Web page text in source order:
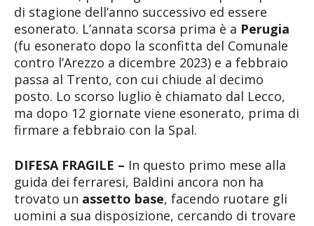
di stagione dell’anno successivo ed essere
esonerato. L’annata scorsa prima è a Perugia
(fu esonerato dopo la sconfitta del Comunale
contro l’Arezzo a dicembre 2023) e a febbraio
passa al Trento, con cui chiude al decimo
posto. Lo scorso luglio è chiamato dal Lecco,
ma dopo 12 giornate viene esonerato, prima di
firmare a febbraio con la Spal.
DIFESA FRAGILE – In questo primo mese alla
guida dei ferraresi, Baldini ancora non ha
trovato un assetto base, facendo ruotare gli
uomini a sua disposizione, cercando di trovare